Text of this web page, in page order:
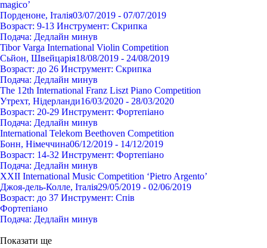
magico’
Порденоне, Італія03/07/2019 - 07/07/2019
Возраст: 9-13 Инструмент: Cкрипка
Подача: Дедлайн минув
Tibor Varga International Violin Competition
Сьйон, Швейцарія18/08/2019 - 24/08/2019
Возраст: до 26 Инструмент: Cкрипка
Подача: Дедлайн минув
The 12th International Franz Liszt Piano Competition
Утрехт, Нідерланди16/03/2020 - 28/03/2020
Возраст: 20-29 Инструмент: Фортепіано
Подача: Дедлайн минув
International Telekom Beethoven Competition
Бонн, Німеччина06/12/2019 - 14/12/2019
Возраст: 14-32 Инструмент: Фортепіано
Подача: Дедлайн минув
XXII International Music Competition ‘Pietro Argento’
Джоя-дель-Колле, Італія29/05/2019 - 02/06/2019
Возраст: до 37 Инструмент: Спів
Фортепіано
Подача: Дедлайн минув
Показати ще